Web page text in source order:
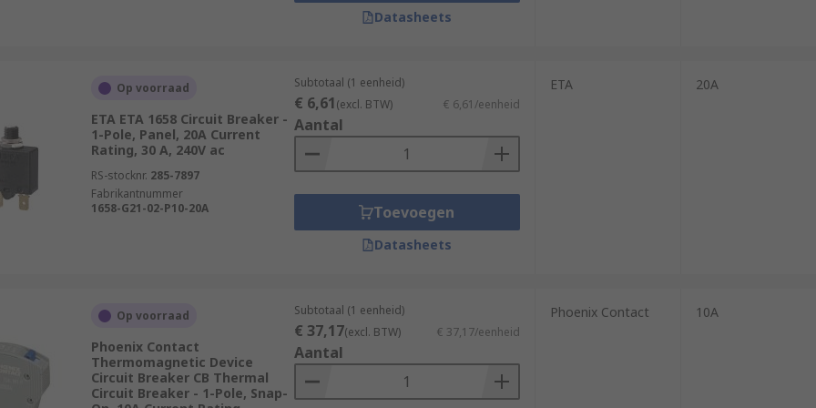
in distribution boards. They make up part of the subsidiary circuits in the broader electrical
for?
electrical networks in most types of vehicles, including cars, vans, buses, and boats.
Datasheets
Op voorraad
ETA ETA 1658 Circuit Breaker -
1-Pole, Panel, 20A Current
Rating, 30 A, 240V ac
RS-stocknr. 285-7897
Fabrikantnummer
1658-G21-02-P10-20A
Subtotaal (1 eenheid)
€ 6,61(excl. BTW) € 6,61/eenheid
Aantal
Toevoegen
Datasheets
ETA 20A
Op voorraad
Phoenix Contact
Thermomagnetic Device
Circuit Breaker CB Thermal
Circuit Breaker - 1-Pole, Snap-
Subtotaal (1 eenheid)
€ 37,17(excl. BTW) € 37,17/eenheid
Aantal
Phoenix Contact 10A